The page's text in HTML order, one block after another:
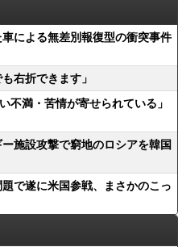
による無差別報復型の衝突事件
右折できます」
不満・苦情が寄せられている」
施設攻撃で窮地のロシアを韓国
で遂に米国参戦、まさかのこっ